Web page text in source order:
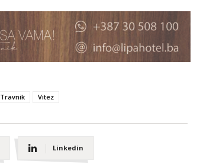
Travnik Vitez
Linkedin